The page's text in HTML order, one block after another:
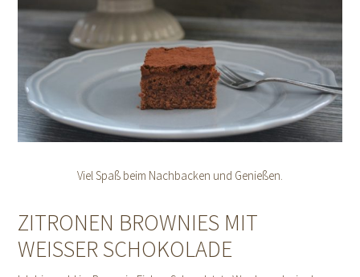
Viel Spaß beim Nachbacken und Genießen.
ZITRONEN BROWNIES MIT
WEISSER SCHOKOLADE